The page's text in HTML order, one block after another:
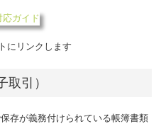
にリンクします
取引）
存が義務付けられている帳簿書類